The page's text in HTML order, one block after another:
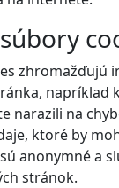
zhromažďujú
napríklad
narazili na
ktoré by
anonymné a
stránok.